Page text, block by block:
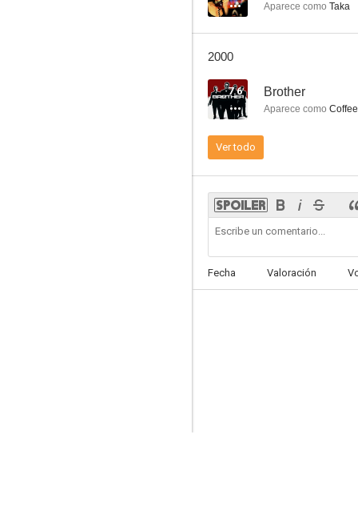
Aparece como Taka
2000
7.6 Brother
Aparece como
Ver todo
Fecha Valoración